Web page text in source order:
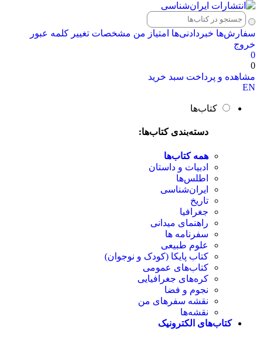
سفارش‌ها خبردادنی‌ها امتیاز من مشخصاتتغییر کلمه عبور
خروج
0
0
مشاهده و پرداخت سبد خرید
EN
کتاب‌ها
دسته‌بندی کتاب‌ها:
همه کتاب‌ها
ادبیات و داستان
اطلس‌ها
ایران‌شناسی
تاریخ
جغرافیا
راهنمای میدانی
سفرنامه‌ ها
علوم طبیعی
کتاب‌ پایکا (کودک و نوجوان)
کتاب‌های عمومی
کره‌های جغرافیایی
نجوم و فضا
نقشه سفرهای من
نقشه‌ها
کتاب‌های الکترونیک